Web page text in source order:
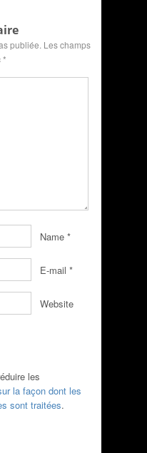
publiée. Les champs
*
Name *
E-mail *
Website
les
la façon dont les
sont traitées.